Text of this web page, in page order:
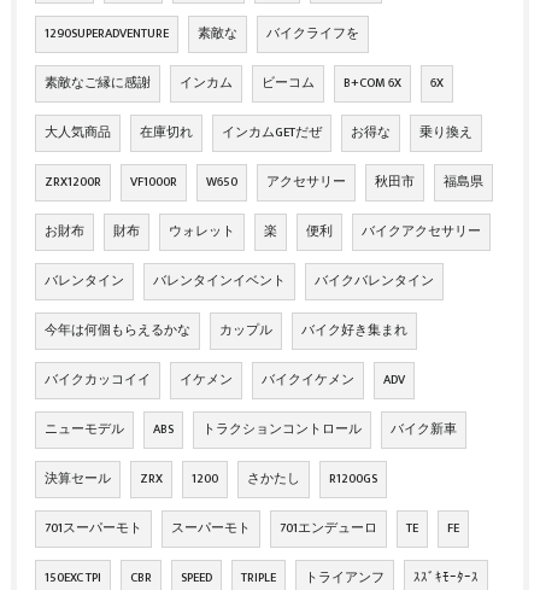
1290SUPERADVENTURE 素敵な バイクライフを
素敵なご縁に感謝 インカム ビーコム B+COM 6X 6X
大人気商品 在庫切れ インカムGETだぜ お得な 乗り換え
ZRX1200R VF1000R W650 アクセサリー 秋田市 福島県
お財布 財布 ウォレット 楽 便利 バイクアクセサリー
バレンタイン バレンタインイベント バイクバレンタイン
今年は何個もらえるかな カップル バイク好き集まれ
バイクカッコイイ イケメン バイクイケメン ADV
ニューモデル ABS トラクションコントロール バイク新車
決算セール ZRX 1200 さかたし R1200GS
701スーパーモト スーパーモト 701エンデューロ TE FE
150EXC TPI CBR SPEED TRIPLE トライアンフ ｽｽﾞｷﾓｰﾀｰｽ